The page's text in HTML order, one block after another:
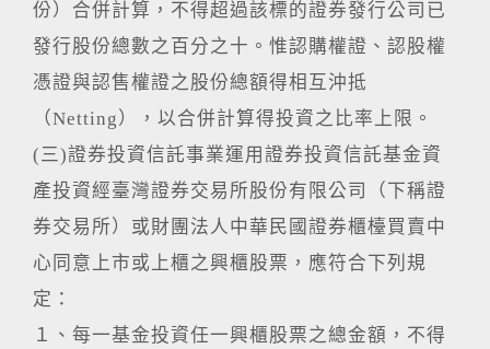
份）合併計算，不得超過該標的證券發行公司已
發行股份總數之百分之十。惟認購權證、認股權
憑證與認售權證之股份總額得相互沖抵
（Netting），以合併計算得投資之比率上限。
(三)證券投資信託事業運用證券投資信託基金資
產投資經臺灣證券交易所股份有限公司（下稱證
券交易所）或財團法人中華民國證券櫃檯買賣中
心同意上市或上櫃之興櫃股票，應符合下列規
定：
１、每一基金投資任一興櫃股票之總金額，不得